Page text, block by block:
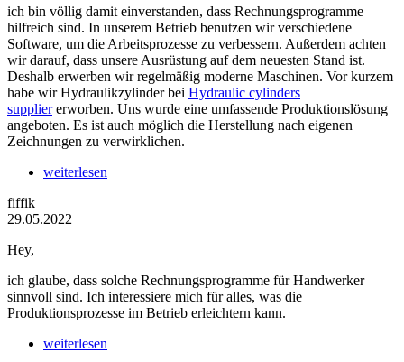
ich bin völlig damit einverstanden, dass Rechnungsprogramme
hilfreich sind. In unserem Betrieb benutzen wir verschiedene
Software, um die Arbeitsprozesse zu verbessern. Außerdem achten
wir darauf, dass unsere Ausrüstung auf dem neuesten Stand ist.
Deshalb erwerben wir regelmäßig moderne Maschinen. Vor kurzem
habe wir Hydraulikzylinder bei Hydraulic cylinders
suppliererworben. Uns wurde eine umfassende Produktionslösung
angeboten. Es ist auch möglich die Herstellung nach eigenen
Zeichnungen zu verwirklichen.
weiterlesen
fiffik
29.05.2022
Hey,
ich glaube, dass solche Rechnungsprogramme für Handwerker
sinnvoll sind. Ich interessiere mich für alles, was die
Produktionsprozesse im Betrieb erleichtern kann.
weiterlesen